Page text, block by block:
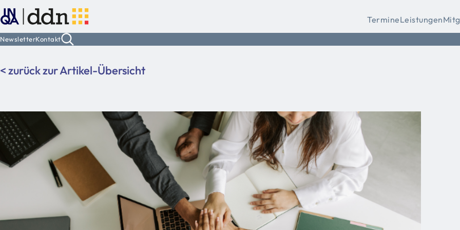
TermineLeistungen
NewsletterKontakt
< zurück zur Artikel-Übersicht